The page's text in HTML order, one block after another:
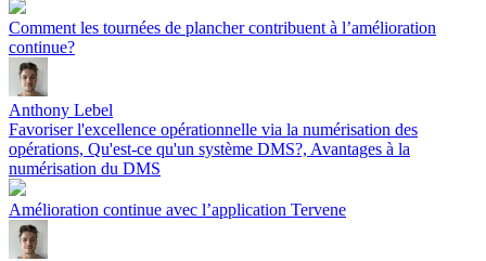
Comment les tournées de plancher contribuent à l’amélioration
continue?
Anthony Lebel
Favoriser l'excellence opérationnelle via la numérisation des
opérations, Qu'est-ce qu'un système DMS?, Avantages à la
numérisation du DMS
Amélioration continue avec l’application Tervene